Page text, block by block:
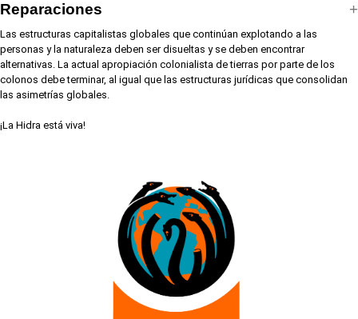
Reparaciones
Las estructuras capitalistas globales que continúan explotando a las
personas y la naturaleza deben ser disueltas y se deben encontrar
alternativas. La actual apropiación colonialista de tierras por parte de los
colonos debe terminar, al igual que las estructuras jurídicas que consolidan
las asimetrías globales.
¡La Hidra está viva!